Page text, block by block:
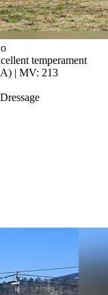
temperament
| MV: 213